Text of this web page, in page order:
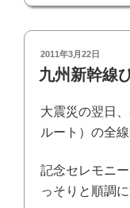
投
稿
日:
2011年3月22日
九州新幹線
大震災の翌日
ルート）の全
記念セレモニ
っそりと順調